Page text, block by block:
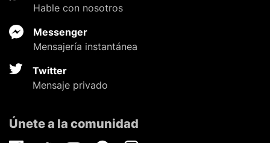
Hable con nosotros
Messenger
Mensajería instantánea
Twitter
Mensaje privado
Únete a la comunidad